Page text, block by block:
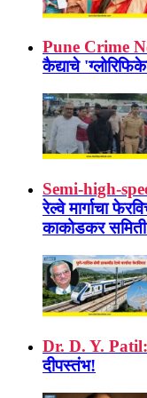
Pune Crime
कैद्याचे
Semi-high-
रेल्वे मार्गाचा
काकोडकर
Dr. D. Y. Patil:
दीपस्तंभ!